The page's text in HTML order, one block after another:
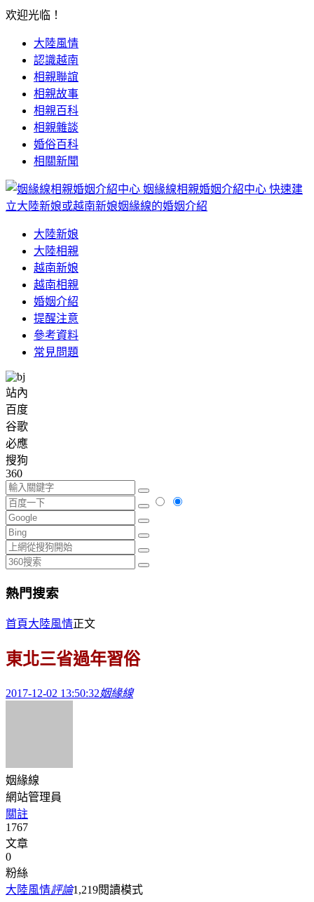
欢迎光临！
大陸風情
認識越南
相親聯誼
相親故事
相親百科
相親雜談
婚俗百科
相關新聞
姻緣線相親婚姻介紹中心 快速建
立大陸新娘或越南新娘姻緣線的婚姻介紹
大陸新娘
大陸相親
越南新娘
越南相親
婚姻介紹
提醒注意
參考資料
常見問題
站內
百度
谷歌
必應
搜狗
360
熱門搜索
首頁大陸風情正文
東北三省過年習俗
2017-12-02 13:50:32姻緣線
姻緣線
網站管理員
關註
1767
文章
0
粉絲
大陸風情評論1,219閱讀模式